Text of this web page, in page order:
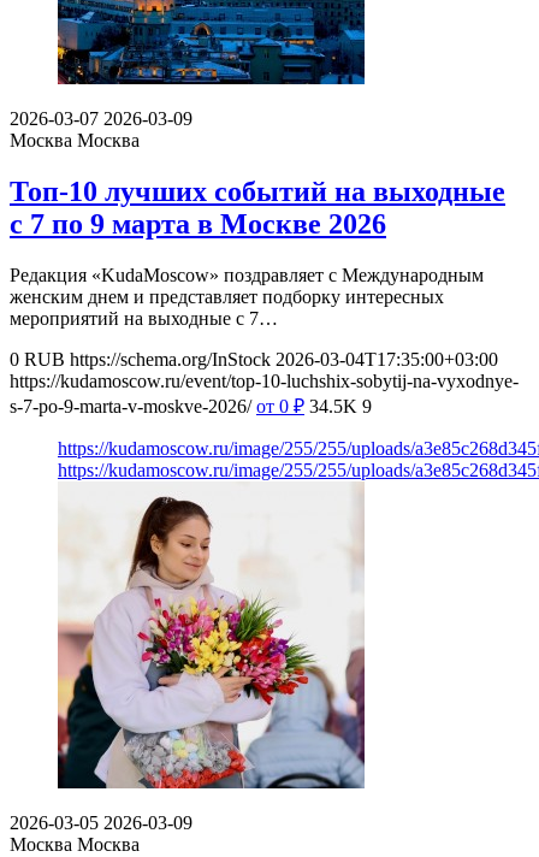
2026-03-07 2026-03-09
Москва Москва
Топ-10 лучших событий на выходные
с 7 по 9 марта в Москве 2026
Редакция «KudaMoscow» поздравляет с Международным
женским днем и представляет подборку интересных
мероприятий на выходные с 7…
0 RUB https://schema.org/InStock 2026-03-04T17:35:00+03:00
https://kudamoscow.ru/event/top-10-luchshix-sobytij-na-vyxodnye-
s-7-po-9-marta-v-moskve-2026/ от 0 ₽ 34.5K 9
https://kudamoscow.ru/image/255/255/uploads/
https://kudamoscow.ru/image/255/255/uploads/
2026-03-05 2026-03-09
Москва Москва